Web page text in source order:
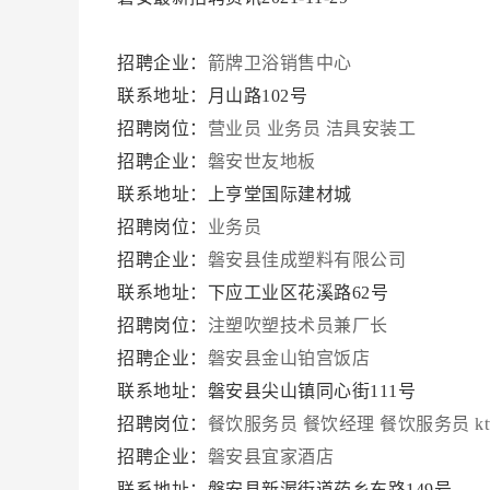
招聘企业： 箭牌卫浴销售中心
联系地址：月山路102号
招聘岗位： 营业员 业务员 洁具安装工
招聘企业： 磐安世友地板
联系地址：上亨堂国际建材城
招聘岗位： 业务员
招聘企业： 磐安县佳成塑料有限公司
联系地址：下应工业区花溪路62号
招聘岗位： 注塑吹塑技术员兼厂长
招聘企业： 磐安县金山铂宫饭店
联系地址：磐安县尖山镇同心街111号
招聘岗位： 餐饮服务员 餐饮经理 餐饮服务员
招聘企业： 磐安县宜家酒店